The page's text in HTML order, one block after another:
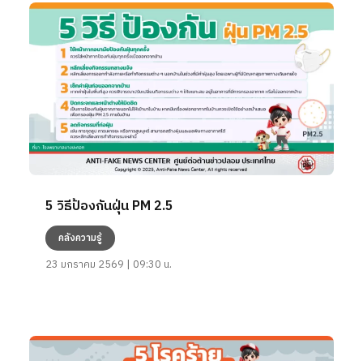
5 วิธีป้องกันฝุ่น PM 2.5
คลังความรู้
23 มกราคม 2569 | 09:30 น.